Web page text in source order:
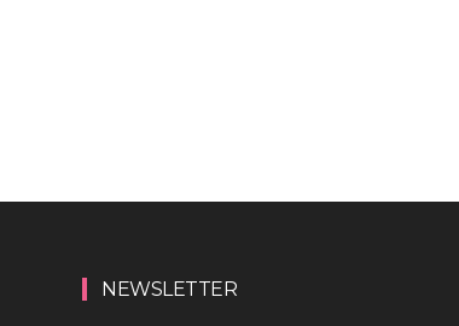
NEWSLETTER